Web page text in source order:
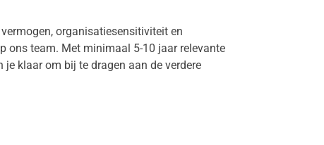
organisatiesensitiviteit en
ons team. Met minimaal 5-10 jaar relevante
klaar om bij te dragen aan de verdere